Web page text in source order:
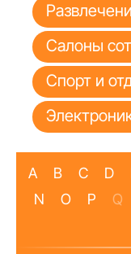
Салоны
Спорт и
A B C D
N
O P Q